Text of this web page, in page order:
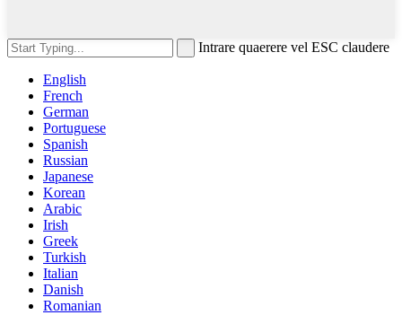
Intrare quaerere vel ESC claudere
English
French
German
Portuguese
Spanish
Russian
Japanese
Korean
Arabic
Irish
Greek
Turkish
Italian
Danish
Romanian